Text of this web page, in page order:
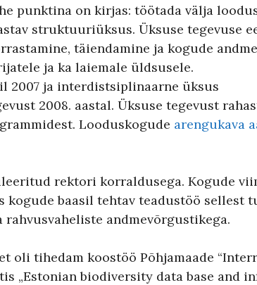
punktina on kirjas: töötada välja
struktuuriüksus. Üksuse tegevuse
täiendamine ja kogude
ja ka laiemale üldsusele.
2007 ja interdistsiplinaarne üksus
2008. aastal. Üksuse tegevust
Looduskogude arengukava
rektori korraldusega. Kogude
kogude baasil tehtav teadustöö sellest
andmevõrgustikega.
oli tihedam koostöö Põhjamaade
„Estonian biodiversity data base and